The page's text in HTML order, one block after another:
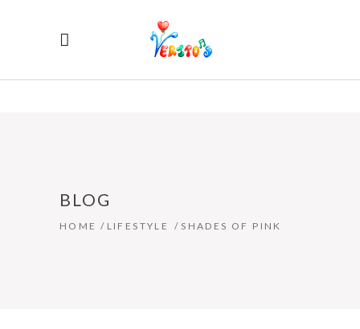
BLOG
HOME / LIFESTYLE / SHADES OF PINK